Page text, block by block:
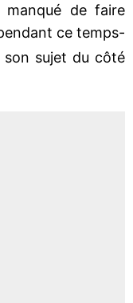
manqué de faire
ce temps-
son sujet du côté